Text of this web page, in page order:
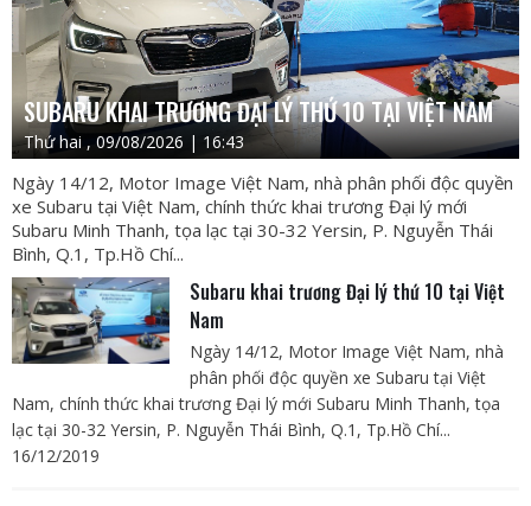
SUBARU KHAI TRƯƠNG ĐẠI LÝ THỨ 10 TẠI VIỆT NAM
Thứ hai , 09/08/2026 | 16:43
Ngày 14/12, Motor Image Việt Nam, nhà phân phối độc quyền
xe Subaru tại Việt Nam, chính thức khai trương Đại lý mới
Subaru Minh Thanh, tọa lạc tại 30-32 Yersin, P. Nguyễn Thái
Bình, Q.1, Tp.Hồ Chí...
Subaru khai trương Đại lý thứ 10 tại Việt
Nam
Ngày 14/12, Motor Image Việt Nam, nhà
phân phối độc quyền xe Subaru tại Việt
Nam, chính thức khai trương Đại lý mới Subaru Minh Thanh, tọa
lạc tại 30-32 Yersin, P. Nguyễn Thái Bình, Q.1, Tp.Hồ Chí...
16/12/2019